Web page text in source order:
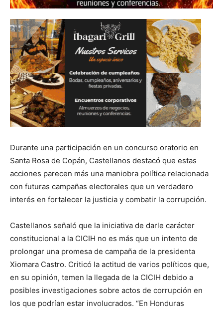
Durante una participación en un concurso oratorio en
Santa Rosa de Copán, Castellanos destacó que estas
acciones parecen más una maniobra política relacionada
con futuras campañas electorales que un verdadero
interés en fortalecer la justicia y combatir la corrupción.
Castellanos señaló que la iniciativa de darle carácter
constitucional a la CICIH no es más que un intento de
prolongar una promesa de campaña de la presidenta
Xiomara Castro. Criticó la actitud de varios políticos que,
en su opinión, temen la llegada de la CICIH debido a
posibles investigaciones sobre actos de corrupción en
los que podrían estar involucrados. “En Honduras